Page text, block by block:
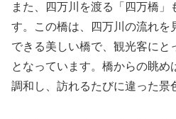
また、四万川を渡る「四万橋
す。この橋は、四万川の流れを
できる美しい橋で、観光客にと
となっています。橋からの眺
調和し、訪れるたびに違った景